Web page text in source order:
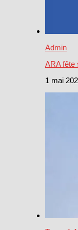
Admin
ARA fête
1 mai